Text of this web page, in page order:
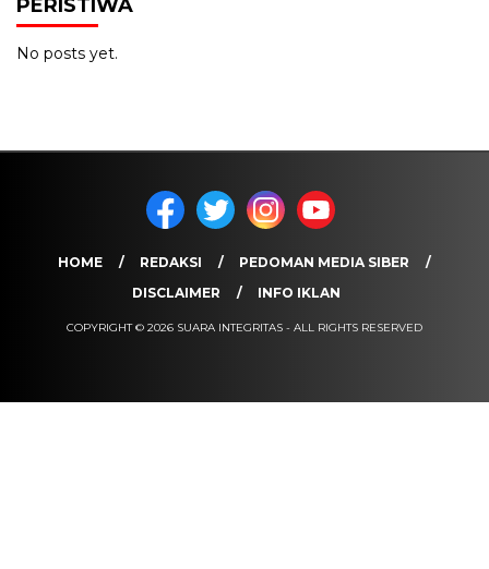
PERISTIWA
No posts yet.
HOME REDAKSI
PEDOMAN MEDIA SIBER
DISCLAIMER
INFO IKLAN
COPYRIGHT © 2026 SUARA INTEGRITAS - ALL RIGHTS RESERVED